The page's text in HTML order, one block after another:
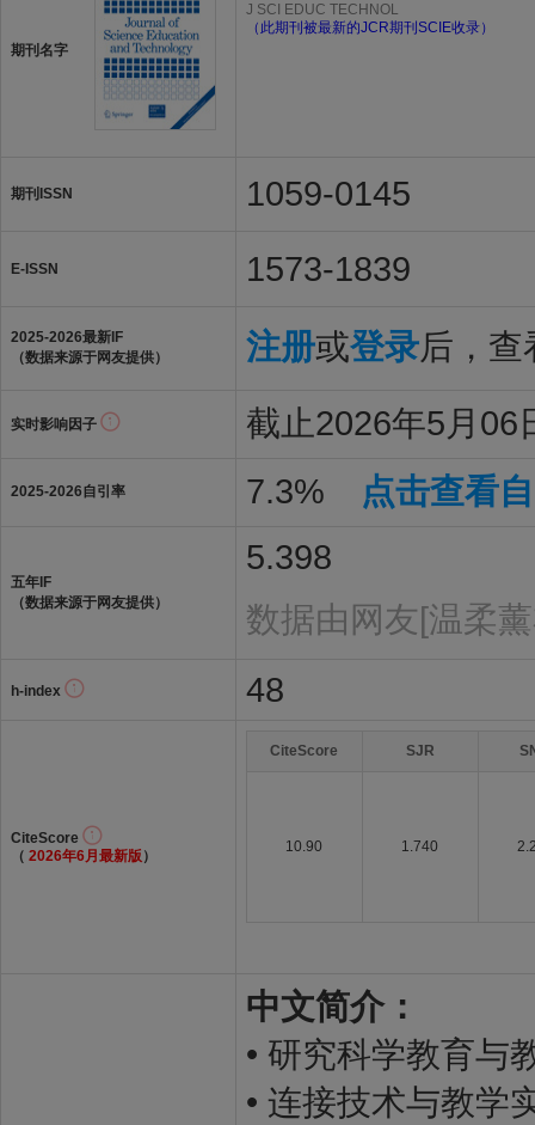
期刊名字
J SCI EDUC TECHNOL
（此期刊被最新的JCR期刊SCIE收录）
期刊ISSN 1059-0145
E-ISSN 1573-1839
2025-2026最新IF
（数据来源于网友提供）
注册或登录后，查
实时影响因子 截止2026年5月06
2025-2026自引率 7.3% 点击查看
五年IF
（数据来源于网友提供）
5.398
数据由网友[温柔
h-index 48
CiteScore
（ 2026年6月最新版 ）
CiteScore SJR
10.90 1.740
中文简介：
• 研究科学教育与
• 连接技术与教学